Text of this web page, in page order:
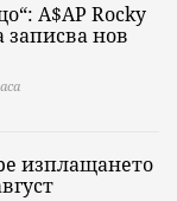
A$AP Rocky
записва нов
изплащането